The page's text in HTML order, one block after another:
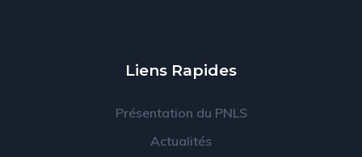
Liens Rapides
Présentation du PNLS
Actualités